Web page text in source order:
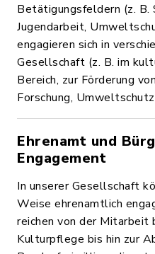
Betätigungsfeldern (z. B.
Jugendarbeit,
engagieren sich in
Gesellschaft (z. B. im
Bereich, zur Förderung
Forschung,
Ehrenamt und
Engagement
In unserer Gesellschaft
Weise ehrenamtlich
reichen von der Mitarbeit
Kulturpflege bis hin zur